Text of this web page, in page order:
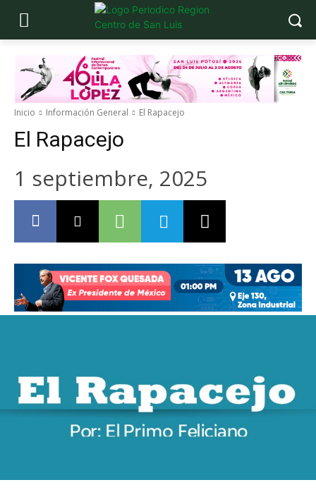
Inicio Información General El Rapacejo
El Rapacejo
1 septiembre, 2025